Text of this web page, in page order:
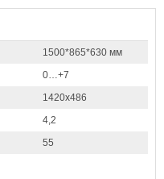
1500*865*630 мм
0…+7
1420х486
4,2
55